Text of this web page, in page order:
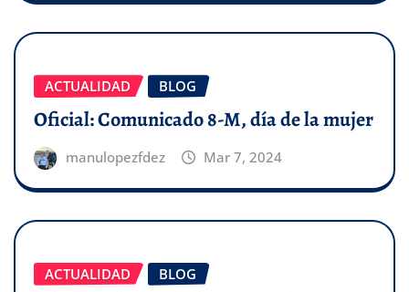
ACTUALIDAD BLOG
Oficial: Comunicado 8-M, día de la mujer
manulopezfdez Mar 7, 2024
ACTUALIDAD BLOG